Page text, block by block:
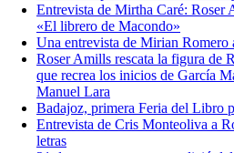
Entrevista de Mirtha Caré: Roser
«El librero de Macondo»
Una entrevista de Mirian Romero
Roser Amills rescata la figura de
que recrea los inicios de García
Manuel Lara
Badajoz, primera Feria del Libro
Entrevista de Cris Monteoliva a
letras